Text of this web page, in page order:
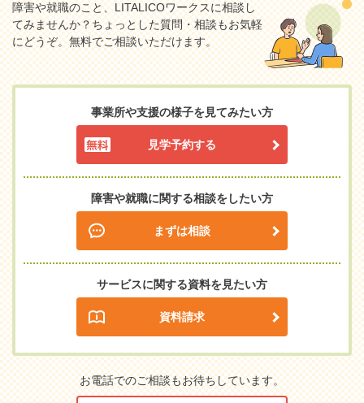
障害や就職のこと、LITALICOワークスに相談し
てみませんか？ちょっとした質問・相談もお気軽
にどうぞ。無料でご相談いただけます。
事業所や支援の様子を見てみたい方
見学予約する
障害や就職に関する相談をしたい方
まずは相談
サービスに関する資料を見たい方
資料請求
お電話でのご相談もお待ちしています。